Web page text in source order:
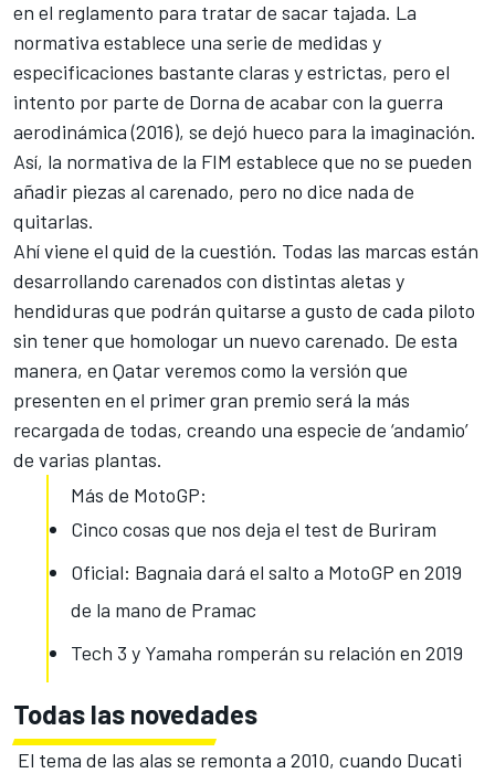
en el reglamento para tratar de sacar tajada. La
normativa establece una serie de medidas y
especificaciones bastante claras y estrictas, pero el
intento por parte de Dorna de acabar con la guerra
aerodinámica (2016), se dejó hueco para la imaginación.
Así, la normativa de la FIM establece que no se pueden
añadir piezas al carenado, pero no dice nada de
quitarlas.
Ahí viene el quid de la cuestión. Todas las marcas están
desarrollando carenados con distintas aletas y
hendiduras que podrán quitarse a gusto de cada piloto
sin tener que homologar un nuevo carenado. De esta
manera, en Qatar veremos como la versión que
presenten en el primer gran premio será la más
recargada de todas, creando una especie de ‘andamio’
de varias plantas.
Más de MotoGP:
Cinco cosas que nos deja el test de Buriram
Oficial: Bagnaia dará el salto a MotoGP en 2019
de la mano de Pramac
Tech 3 y Yamaha romperán su relación en 2019
Todas las novedades
El tema de las alas se remonta a 2010, cuando Ducati